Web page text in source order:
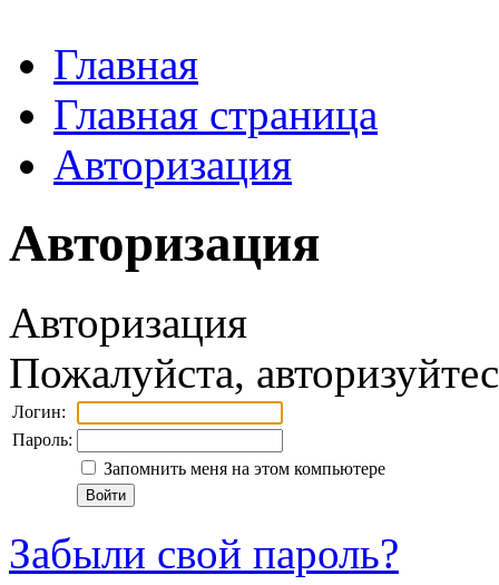
Главная
Главная страница
Авторизация
Авторизация
Авторизация
Пожалуйста,
Логин:
Пароль:
Запомнить меня на этом компьютере
Забыли свой пароль?